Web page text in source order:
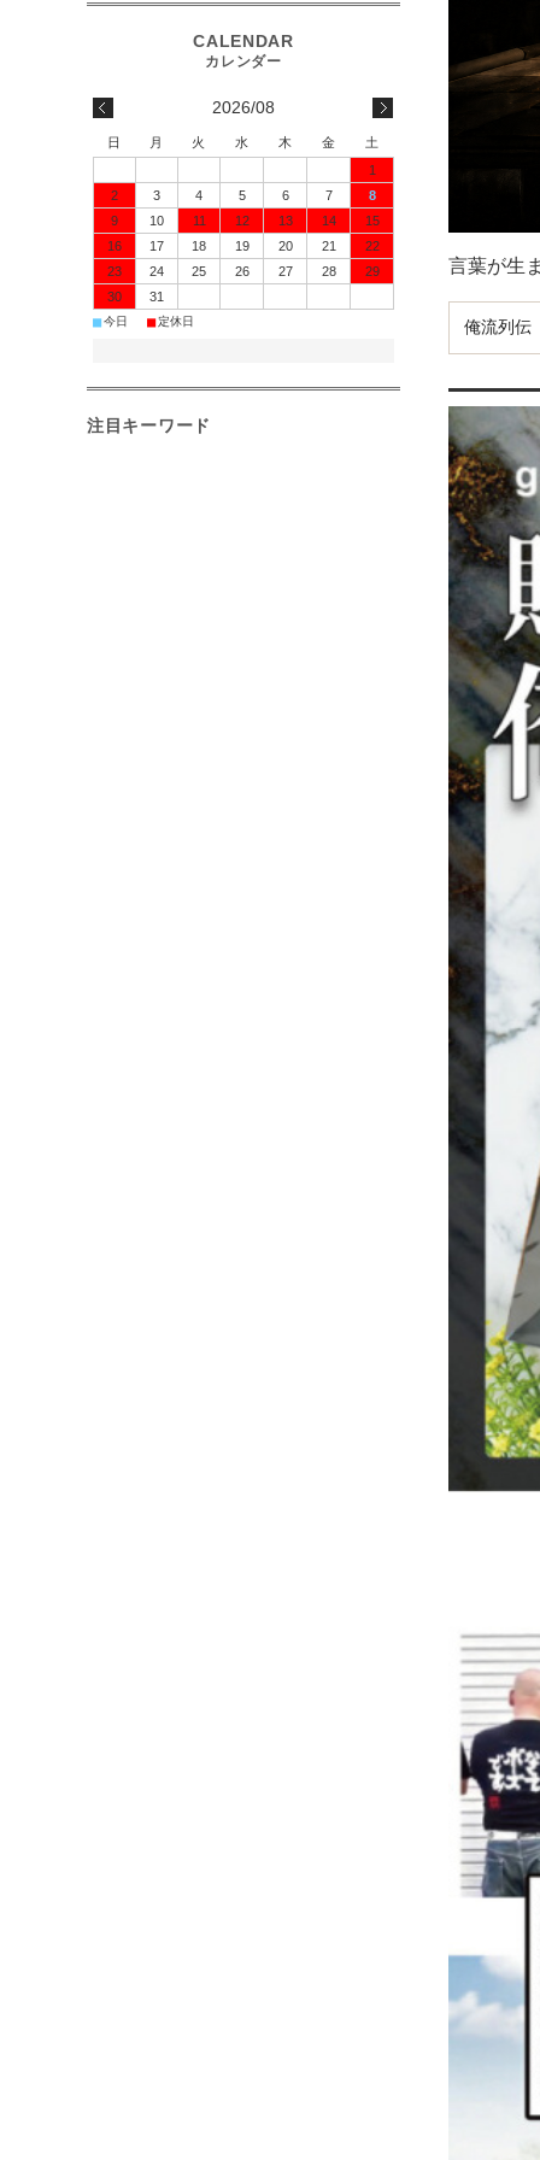
言葉が生
俺流列伝
2026/08
日 月 火 水 木 金
土
1
2
3 4 5 6 7
8
9
10 11 12 13 14
15
16
17 18 19 20 21
22
23
24 25 26 27 28
29
30
31
■今日 ■定休日
注目キーワード